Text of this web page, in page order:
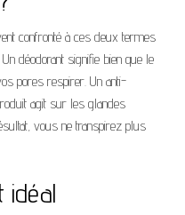
confronté à ces deux termes
déodorant signifie bien que le
pores respirer. Un anti-
agit sur les glandes
vous ne transpirez plus
idéal